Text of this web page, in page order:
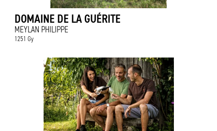
DOMAINE DE LA GUÉRITE
MEYLAN PHILIPPE
1251 Gy